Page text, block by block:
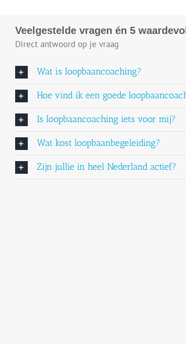
Veelgestelde vragen én 5
Direct antwoord op je vraag
Wat is loopbaancoaching?
Hoe vind ik een goede
Is loopbaancoaching iets voor mij?
Wat kost loopbaanbegeleiding?
Zijn jullie in heel Nederland actief?